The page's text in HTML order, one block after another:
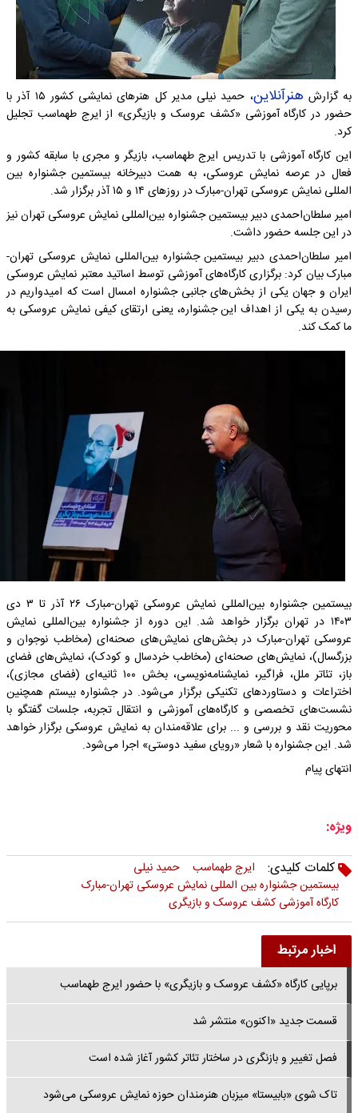
به گزارش هنرآنلاین
، حمید نیلی مدیر کل هنرهای نمایشی کشور ۱۵ آذر با
حضور در کارگاه آموزشی «کشف عروسک و بازیگری» از ایرج طهماسب تجلیل
کرد.
این کارگاه آموزشی با تدریس ایرج طهماسب، بازیگر و مجری با سابقه کشور و
فعال در عرصه نمایش عروسکی، به همت دبیرخانه بیستمین جشنواره بین
المللی نمایش عروسکی تهران-مبارک در روزهای ۱۴ و ۱۵ آذر برگزار شد.
امیر سلطان‌احمدی دبیر بیستمین جشنواره بین‌المللی نمایش عروسکی تهران نیز
در این جلسه حضور داشت.
امیر سلطان‌احمدی دبیر بیستمین جشنواره بین‌المللی نمایش عروسکی تهران-
مبارک بیان کرد: برگزاری کارگاه‌های آموزشی توسط اساتید معتبر نمایش عروسکی
ایران و جهان یکی از بخش‌های جانبی جشنواره امسال است که امیدواریم در
رسیدن به یکی از اهداف این جشنواره، یعنی ارتقای کیفی نمایش عروسکی به
ما کمک کند.
بیستمین جشنواره بین‌المللی نمایش عروسکی تهران-مبارک ۲۶ آذر تا ۳ دی
۱۴۰۳ در تهران برگزار خواهد شد. این دوره‌ از جشنواره‌ بین‌المللی نمایش‌
عروسکی تهران-مبارک در بخش‌های نمایش‌های صحنه‌ای (مخاطب نوجوان و
بزرگسال)، نمایش‌های صحنه‌ای (مخاطب خردسال و کودک)، نمایش‌های فضای
باز، تئاتر ملل، فراگیر، نمایشنامه‌نویسی، بخش ۱۰۰ ثانیه‌ای (فضای مجازی)،
اختراعات و دستاوردهای تکنیکی برگزار می‌شود. در جشنواره بیستم همچنین
نشست‌های تخصصی و کارگاه‌های آموزشی و انتقال تجربه، جلسات گفتگو با
محوریت نقد و بررسی و ... برای علاقه‌مندان به نمایش عروسکی برگزار خواهد
شد. این جشنواره با شعار «رویای سفید دوستی» اجرا می‌شود.
انتهای پیام
ویژه:
کلمات کلیدی:
ایرج طهماسب
حمید نیلی
بیستمین جشنواره بین المللی نمایش عروسکی تهران-مبارک
کارگاه آموزشی کشف عروسک و بازیگری
اخبار مرتبط
برپایی کارگاه «کشف عروسک و بازیگری» با حضور ایرج طهماسب
قسمت جدید «اکنون» منتشر شد
فصل تغییر و بازنگری در ساختار تئاتر کشور آغاز شده است
تاک شوی «بابیستا» میزبان هنرمندان حوزه نمایش عروسکی می‌شود